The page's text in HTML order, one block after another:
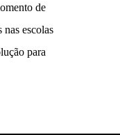
de
nas escolas
para